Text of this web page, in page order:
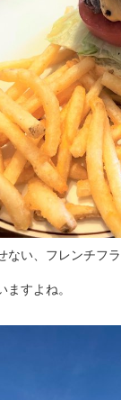
ない、フレンチフ
すよね。